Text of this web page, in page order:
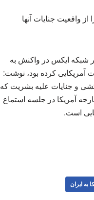
واقعیت جنایات آنها
شبکه ایکس در واکنش به
آمریکایی کرده بود، نوشت:
و جنایات علیه بشریت که
آمریکا در جلسه استماع
است.
به ایران